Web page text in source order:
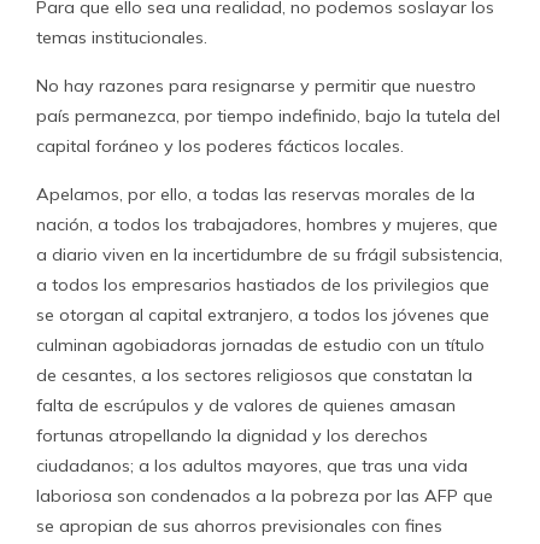
Para que ello sea una realidad, no podemos soslayar los
temas institucionales.
No hay razones para resignarse y permitir que nuestro
país permanezca, por tiempo indefinido, bajo la tutela del
capital foráneo y los poderes fácticos locales.
Apelamos, por ello, a todas las reservas morales de la
nación, a todos los trabajadores, hombres y mujeres, que
a diario viven en la incertidumbre de su frágil subsistencia,
a todos los empresarios hastiados de los privilegios que
se otorgan al capital extranjero, a todos los jóvenes que
culminan agobiadoras jornadas de estudio con un título
de cesantes, a los sectores religiosos que constatan la
falta de escrúpulos y de valores de quienes amasan
fortunas atropellando la dignidad y los derechos
ciudadanos; a los adultos mayores, que tras una vida
laboriosa son condenados a la pobreza por las AFP que
se apropian de sus ahorros previsionales con fines